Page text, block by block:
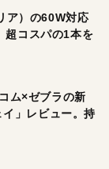
ア）の60W対応
超コスパの1本を
ム×ゼブラの新
」レビュー。持